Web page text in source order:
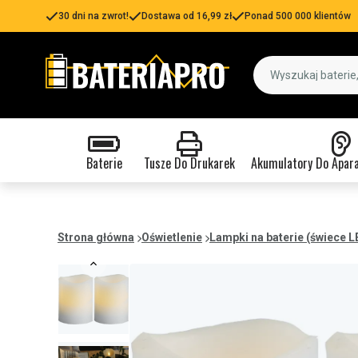
30 dni na zwrot! Dostawa od 16,99 zł Ponad 500 000 klientów
Baterie Tusze Do Drukarek Akumulatory Do
Strona główna Oświetlenie Lampki na baterie (świece